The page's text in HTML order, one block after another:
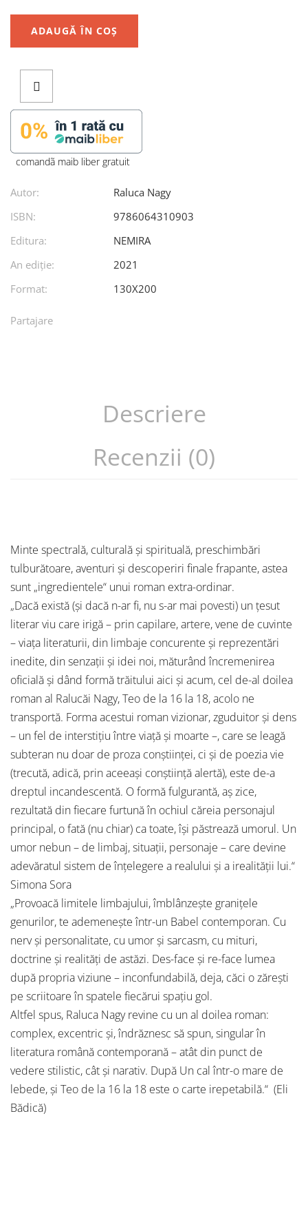
ADAUGĂ ÎN COȘ
comandã maib liber gratuit
Autor:
Raluca Nagy
ISBN:
9786064310903
Editura:
NEMIRA
An ediţie:
2021
Format:
130X200
Partajare
Descriere
Recenzii (0)
Minte spectrală, culturală și spirituală, preschimbări
tulburătoare, aventuri și descoperiri finale frapante, astea
sunt „ingredientele“ unui roman extra-ordinar.
„Dacă există (și dacă n-ar fi, nu s-ar mai povesti) un țesut
literar viu care irigă – prin capilare, artere, vene de cuvinte
– viața literaturii, din limbaje concurente și reprezentări
inedite, din senzații și idei noi, măturând încremenirea
oficială și dând formă trăitului aici și acum, cel de-al doilea
roman al Ralucăi Nagy, Teo de la 16 la 18, acolo ne
transportă. Forma acestui roman vizionar, zguduitor și dens
– un fel de interstițiu între viață și moarte –, care se leagă
subteran nu doar de proza conștiinței, ci și de poezia vie
(trecută, adică, prin aceeași conștiință alertă), este de-a
dreptul incandescentă. O formă fulgurantă, aș zice,
rezultată din fiecare furtună în ochiul căreia personajul
principal, o fată (nu chiar) ca toate, își păstrează umorul. Un
umor nebun – de limbaj, situații, personaje – care devine
adevăratul sistem de înțelegere a realului și a irealității lui.“
Simona Sora
„Provoacă limitele limbajului, îmblânzește granițele
genurilor, te ademenește într-un Babel contemporan. Cu
nerv și personalitate, cu umor și sarcasm, cu mituri,
doctrine și realități de astăzi. Des-face și re-face lumea
după propria viziune – inconfundabilă, deja, căci o zărești
pe scriitoare în spatele fiecărui spațiu gol.
Altfel spus, Raluca Nagy revine cu un al doilea roman:
complex, excentric și, îndrăznesc să spun, singular în
literatura română contemporană – atât din punct de
vedere stilistic, cât și narativ. După Un cal într-o mare de
lebede, și Teo de la 16 la 18 este o carte irepetabilă.“ (Eli
Bădică)